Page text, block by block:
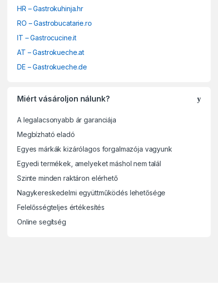
HR – Gastrokuhinja.hr
RO – Gastrobucatarie.ro
IT – Gastrocucine.it
AT – Gastrokueche.at
DE – Gastrokueche.de
Miért vásároljon nálunk?
A legalacsonyabb ár garanciája
Megbízható eladó
Egyes márkák kizárólagos forgalmazója vagyunk
Egyedi termékek, amelyeket máshol nem talál
Szinte minden raktáron elérhető
Nagykereskedelmi együttműködés lehetősége
Felelősségteljes értékesítés
Online segítség